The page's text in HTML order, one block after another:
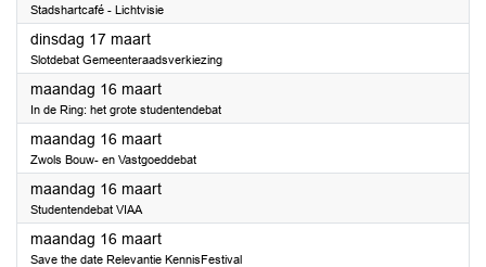
Stadshartcafé - Lichtvisie
dinsdag 17 maart2026
Slotdebat Gemeenteraadsverkiezing
maandag 16 maart2026
In de Ring: het grote studentendebat
maandag 16 maart2026
Zwols Bouw- en Vastgoeddebat
maandag 16 maart2026
Studentendebat VIAA
maandag 16 maart2026
Save the date Relevantie KennisFestival